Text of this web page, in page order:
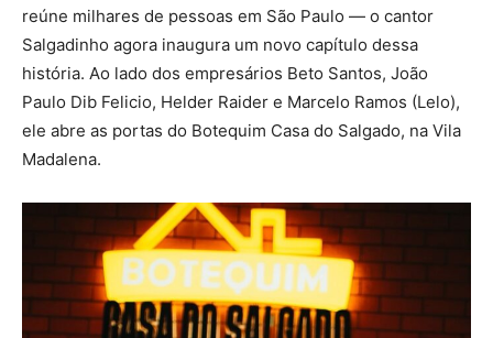
reúne milhares de pessoas em São Paulo — o cantor
Salgadinho agora inaugura um novo capítulo dessa
história. Ao lado dos empresários Beto Santos, João
Paulo Dib Felicio, Helder Raider e Marcelo Ramos (Lelo),
ele abre as portas do Botequim Casa do Salgado, na Vila
Madalena.